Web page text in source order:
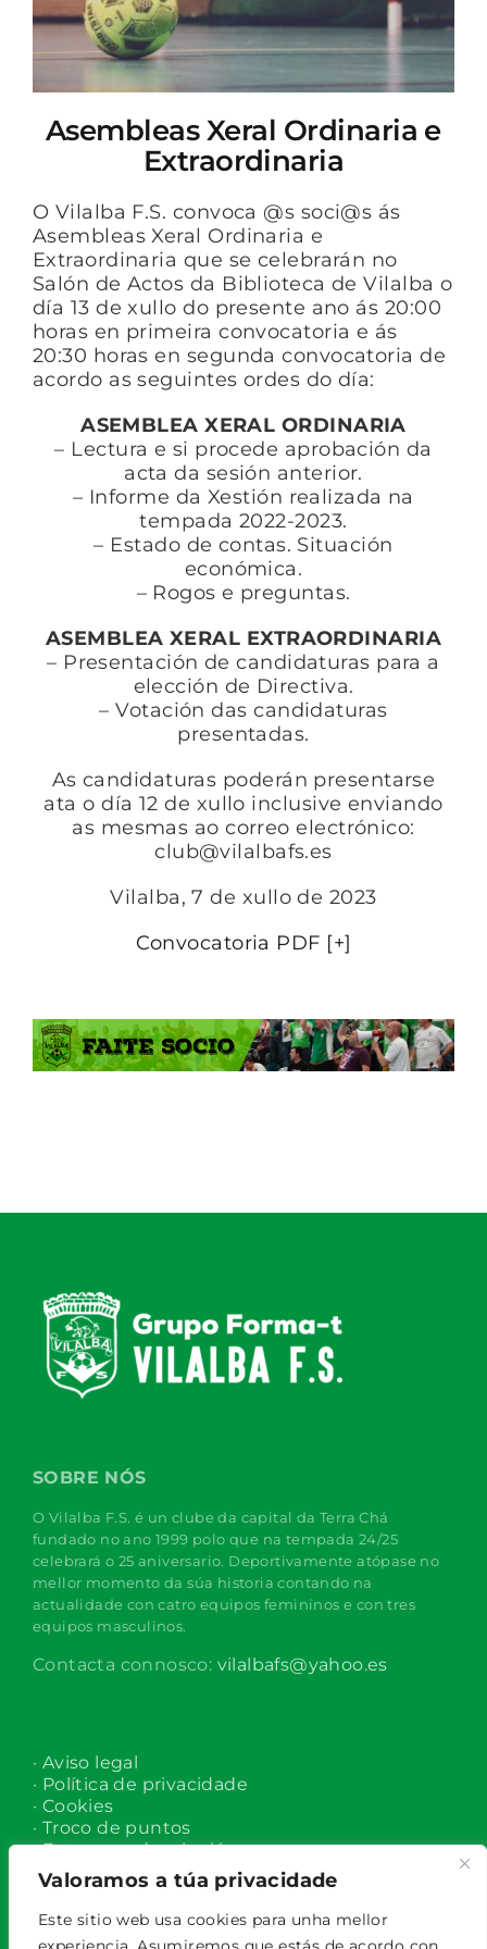
Valoramos a túa privacidade
Este sitio web usa cookies para unha mellor
Asembleas Xeral Ordinaria e
Extraordinaria
O Vilalba F.S. convoca @s soci@s ás
Asembleas Xeral Ordinaria e
Extraordinaria que se celebrarán no
Salón de Actos da Biblioteca de Vilalba o
día 13 de xullo do presente ano ás 20:00
horas en primeira convocatoria e ás
20:30 horas en segunda convocatoria de
acordo as seguintes ordes do día:
ASEMBLEA XERAL ORDINARIA
– Lectura e si procede aprobación da
acta da sesión anterior.
– Informe da Xestión realizada na
tempada 2022-2023.
– Estado de contas. Situación
económica.
– Rogos e preguntas.
ASEMBLEA XERAL EXTRAORDINARIA
– Presentación de candidaturas para a
elección de Directiva.
– Votación das candidaturas
presentadas.
As candidaturas poderán presentarse
ata o día 12 de xullo inclusive enviando
as mesmas ao correo electrónico:
club@vilalbafs.es
Vilalba, 7 de xullo de 2023
Convocatoria PDF [+]
SOBRE NÓS
O Vilalba F.S. é un clube da capital da Terra Chá
fundado no ano 1999 polo que na tempada 24/25
celebrará o 25 aniversario. Deportivamente atópase no
mellor momento da súa historia contando na
actualidade con catro equipos femininos e con tres
equipos masculinos.
Contacta connosco: vilalbafs@yahoo.es
· Aviso legal
· Política de privacidade
· Cookies
· Troco de puntos
· Entrega e devolucións